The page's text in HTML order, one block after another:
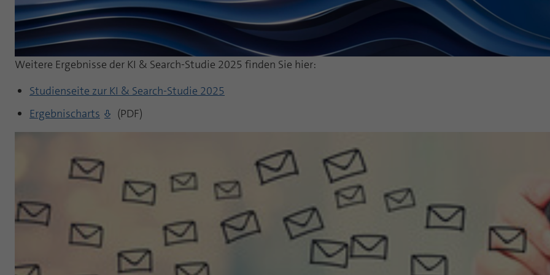
Weitere Ergebnisse der KI & Search-Studie 2025 finden Sie hier:
Studienseite zur KI & Search-Studie 2025
Ergebnischarts
(PDF)